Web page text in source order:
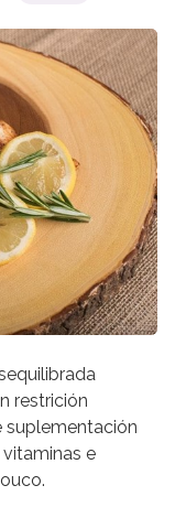
restrición
suplementación
e